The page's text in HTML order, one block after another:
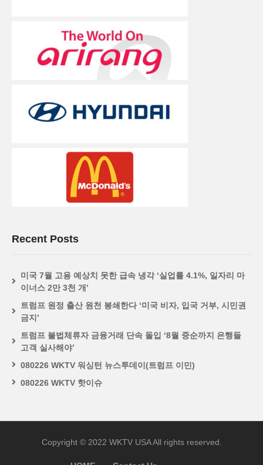
Recent Posts
미국 7월 고용 예상치 못한 급속 냉각 ‘실업률 4.1%, 일자리 마
이너스 2만 3천 개’
트럼프 원정 출산 원천 봉쇄한다 ‘미국 비자, 입국 거부, 시민권
금지’
트럼프 불법체류자 금융거래 단속 돌입 ‘8월 중순까지 은행들
고객 실사해야’
080226 WKTV 워싱턴 뉴스투데이(트럼프 이민)
080226 WKTV 핫이슈
Copyright © 2022 WKTV USA All rights reserved.